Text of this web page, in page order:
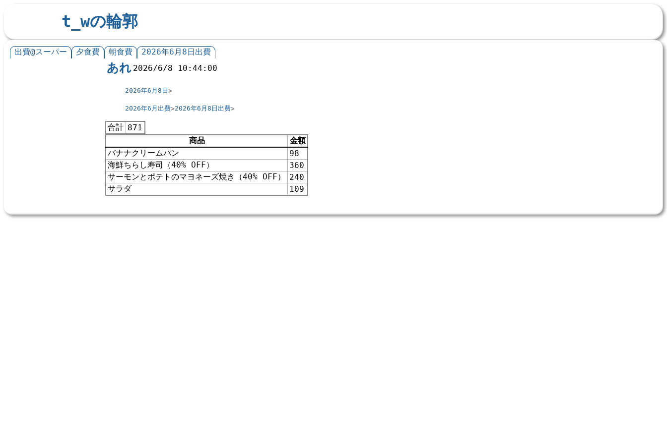
t_wの輪郭
出費@スーパー 夕食費 朝食費 2026年6月8日出費
あれ 2026/6/8 10:44:00
2026年6月8日
2026年6月出費 2026年6月8日出費
合計 871
商品
金額
バナナクリームパン
98
海鮮ちらし寿司（40% OFF）
360
サーモンとポテトのマヨネーズ焼き（40% OFF）
240
サラダ
109